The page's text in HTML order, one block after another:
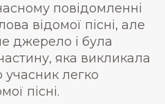
повідомленні
відомої пісні, але
джерело і була
яка викликала
учасник легко
пісні.